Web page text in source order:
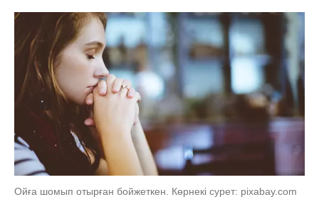
Ойға шомып отырған бойжеткен. Көрнекі сурет: pixabay.com